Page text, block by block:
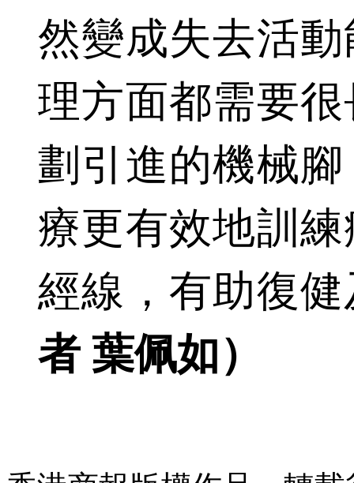
然變成失去活
理方面都需要
劃引進的機械
療更有效地訓
經線，有助復
者 葉佩如）